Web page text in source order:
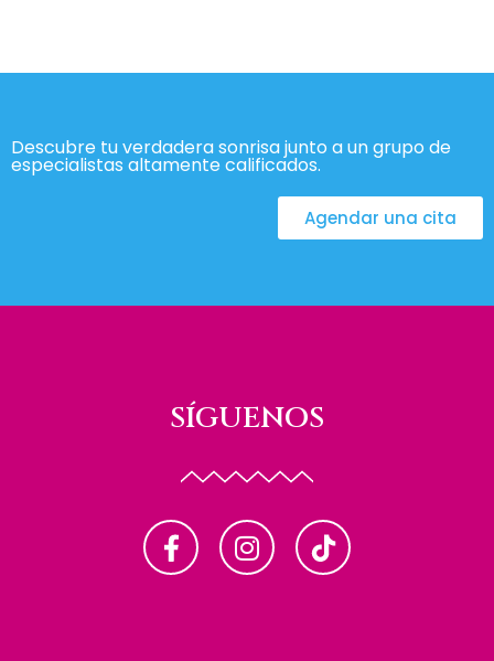
Descubre tu verdadera sonrisa junto a un grupo de
especialistas altamente calificados.
Agendar una cita
SÍGUENOS